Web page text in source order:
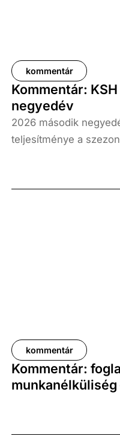
kommentár
Kommentár:
negyedév
2026 második
teljesítménye a
százalékkal, míg az
kommentár
Kommentár: